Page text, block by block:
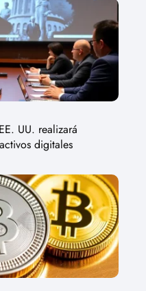
UU. realizará
digitales